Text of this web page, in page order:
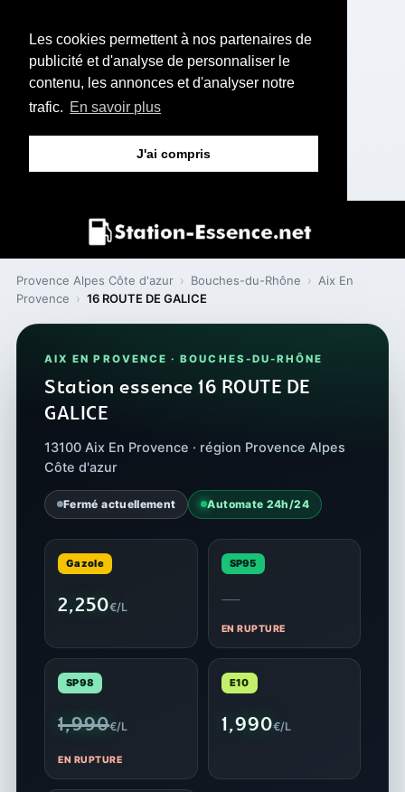
Les cookies permettent à nos partenaires de
publicité et d'analyse de personnaliser le
contenu, les annonces et d'analyser notre
trafic. En savoir plus
J'ai compris
Provence Alpes Côte d'azur › Bouches-du-Rhône › Aix En
Provence › 16 ROUTE DE GALICE
AIX EN PROVENCE · BOUCHES-DU-RHÔNE
Station essence 16 ROUTE DE
GALICE
13100 Aix En Provence · région Provence Alpes
Côte d'azur
Fermé actuellement Automate 24h/24
Gazole
2,250€/L
SP95
—
EN RUPTURE
SP98
1,990€/L
EN RUPTURE
E10
1,990€/L